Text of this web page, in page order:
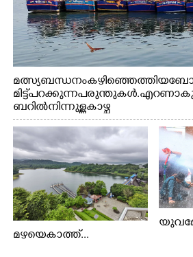
മത്സ്യബന്ധനം കഴിഞ്ഞെത്തിയ
മിട്ട് പറക്കുന്ന പരുന്തുകൾ.
ബറിൽ നിന്നുള്ള കാഴ്ച
മഴയെകാത്ത്...